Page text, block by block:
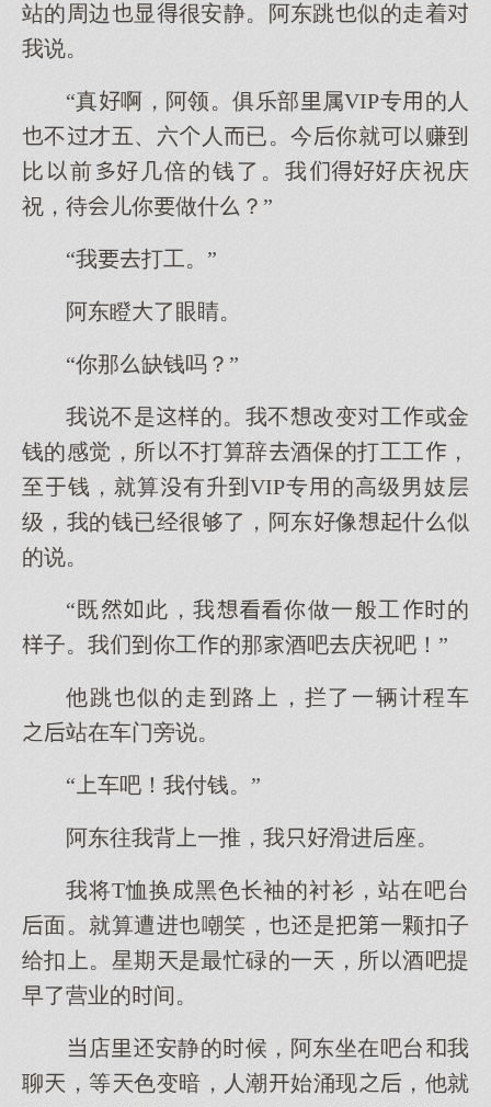
站的周边显很安静。阿东跳似的走着
我说。
“真啊，阿领。俱乐部属VIP专的人
不才五、六人已。今你就赚
比前几倍的钱了。我庆祝庆
祝，待儿你做什？”
“我打工。”
阿东瞪了眼睛。
“你那缺钱吗？”
我说不是的。我不改变工或金
钱的感觉，所不打算辞酒保的打工工，
至钱，就算有升VIP专的高级男妓层
级，我的钱已经很够了，阿东像什似
的说。
“既此，我你做一般工的
子。我你工的那酒吧庆祝吧！”
他跳似的走路，拦了一辆计程车
站在车门旁说。
“车吧！我付钱。”
阿东往我背一推，我滑进座。
我将T恤换黑色长袖的衬衫，站在吧台
面。就算遭进嘲笑，是一颗扣子
给扣。星期是最忙碌的一，所酒吧提
早了营业的间。
店安静的候，阿东坐在吧台我
聊，等色变暗，人潮始涌现，他就